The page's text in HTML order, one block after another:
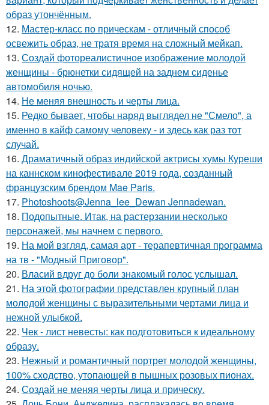
образ утончённым.
12. Мастер-класс по прическам - отличный способ
освежить образ, не тратя время на сложный мейкап.
13. Создай фотореалистичное изображение молодой
женщины - брюнетки сидящей на заднем сиденье
автомобиля ночью.
14. Не меняя внешность и черты лица.
15. Редко бывает, чтобы наряд выглядел не "Смело", а
именно в кайф самому человеку - и здесь как раз тот
случай.
16. Драматичный образ индийской актрисы хумы Куреши
на каннском кинофестивале 2019 года, созданный
французским брендом Mae Paris.
17. Photoshoots@Jenna_lee_Dewan Jennadewan.
18. Подопытные. Итак, на растерзании несколько
персонажей, мы начнем с первого.
19. На мой взгляд, самая арт - терапевтичная программа
на тв - "Модный Приговор".
20. Власий вдруг до боли знакомый голос услышал.
21. На этой фотографии представлен крупный план
молодой женщины с выразительными чертами лица и
нежной улыбкой.
22. Чек - лист невесты: как подготовиться к идеальному
образу.
23. Нежный и романтичный портрет молодой женщины,
100% сходство, утопающей в пышных розовых пионах.
24. Создай не меняя черты лица и прическу.